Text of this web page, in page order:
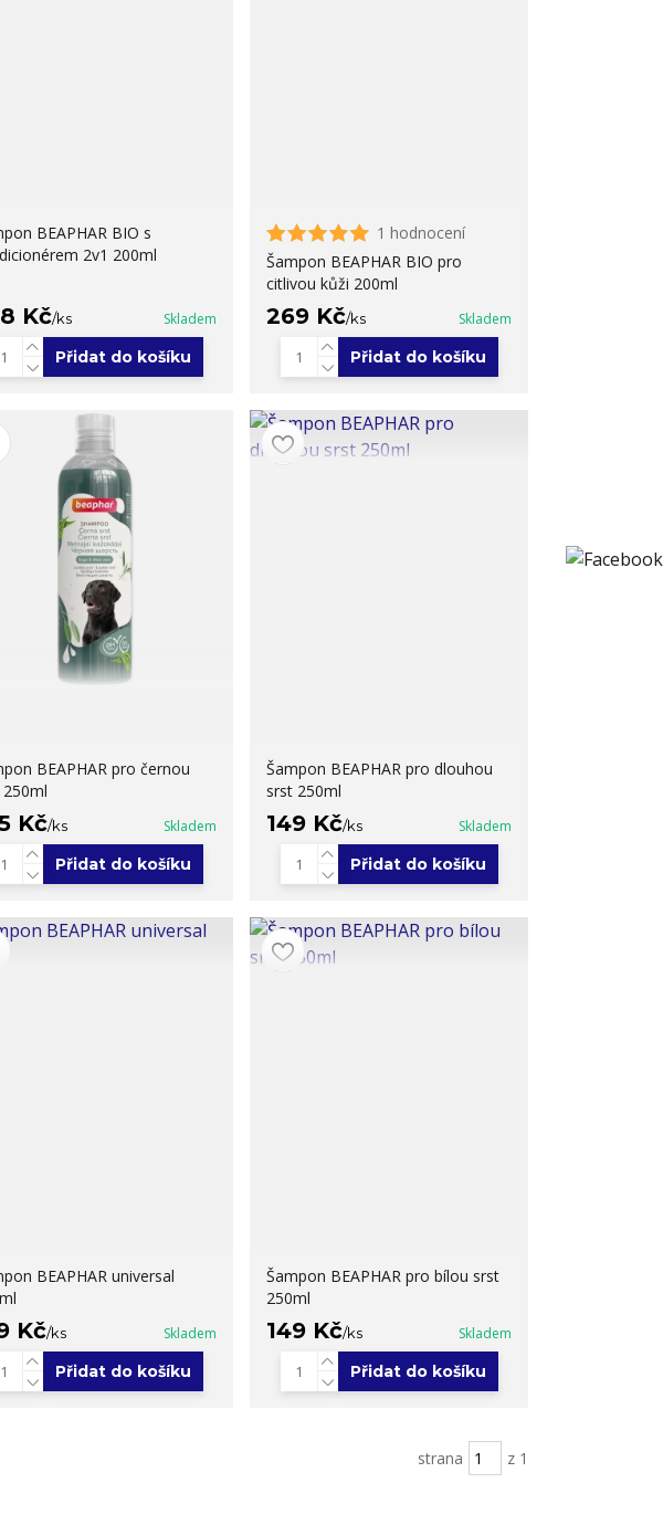
BEAPHAR BIO s
2v1 200ml
Kč/ks Skladem
Přidat do košíku
1 hodnocení
Šampon BEAPHAR BIO pro
citlivou kůži 200ml
269 Kč/ks Skladem
Přidat do košíku
BEAPHAR pro černou
Kč/ks Skladem
Přidat do košíku
Šampon BEAPHAR pro dlouhou
srst 250ml
149 Kč/ks Skladem
Přidat do košíku
BEAPHAR universal
Kč/ks Skladem
Přidat do košíku
Šampon BEAPHAR pro bílou srst
250ml
149 Kč/ks Skladem
Přidat do košíku
strana z 1